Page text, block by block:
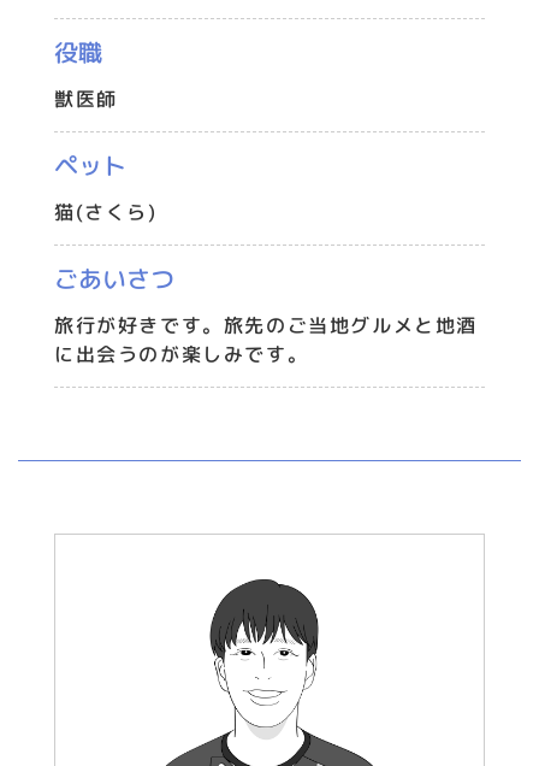
役職
獣医師
ペット
猫(さくら)
ごあいさつ
旅行が好きです。旅先のご当地グルメと地酒
に出会うのが楽しみです。